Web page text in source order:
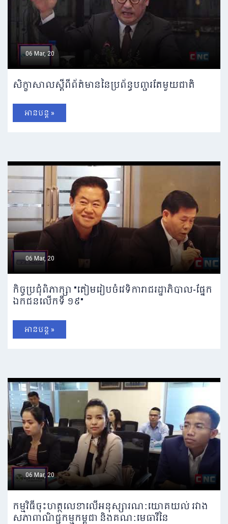
06 Mar, 20
សិក្ខាសាលស្តីពីព័ត៌មាននៃប្រព័ន្ធបញ្ជរតែមួយជាតិ
អានបន្ត »
06 Mar, 20
កិច្ចប្រជុំពិភាក្សា "តៀមរៀបចំវេទិការាជរដ្ឋាភិបាល-ផ្នែក
ឯកជនលើកទី ១៩"
អានបន្ត »
06 Mar, 20
កម្មវិធីចុះហត្ថលេខាលើអនុស្សារណៈយោគយល់ រវាង
សភាពាណិជ្ជកម្មកម្ពុជា និងគណៈមេធាវីនៃ